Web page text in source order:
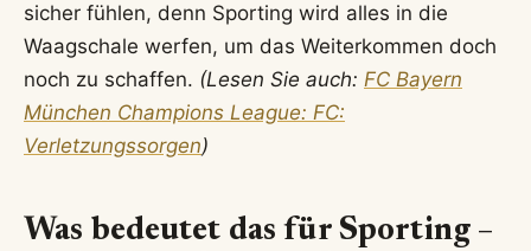
sicher fühlen, denn Sporting wird alles in die
Waagschale werfen, um das Weiterkommen doch
noch zu schaffen. (Lesen Sie auch: FC Bayern
München Champions League: FC:
Verletzungssorgen)
Was bedeutet das für Sporting –